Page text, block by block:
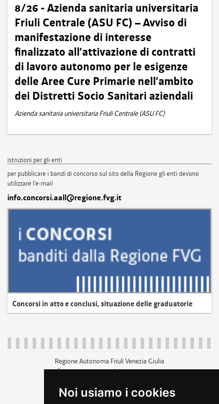
Noi usiamo i cookies
8/26 - Azienda sanitaria universitaria
Friuli Centrale (ASU FC) – Avviso di
manifestazione di interesse
finalizzato all’attivazione di contratti
di lavoro autonomo per le esigenze
delle Aree Cure Primarie nell’ambito
dei Distretti Socio Sanitari aziendali
Azienda sanitaria universitaria Friuli Centrale (ASU FC)
istruzioni per gli enti
per pubblicare i bandi di concorso sul sito della Regione gli enti devono
utilizzare l'e-mail
info.concorsi.aall@regione.fvg.it
Concorsi in atto e conclusi, situazione delle graduatorie
Regione Autonoma Friuli Venezia Giulia
c.f. 80014930327; p.iva 00526040324
+39 040 3771111